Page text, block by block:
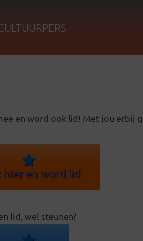
en word ook lid! Met jou erbij
hier en word lid
lid, wel steunen?